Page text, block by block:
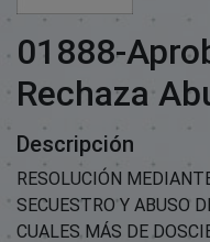
01888-
Rechaza
Descripción
RESOLUCIÓN
SECUESTRO Y ABUSO
CUALES MÁS DE